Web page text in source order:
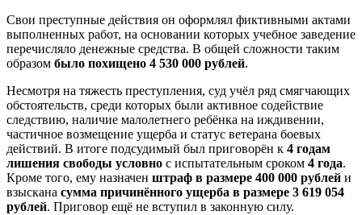
Свои преступные действия он оформлял фиктивными актами
выполненных работ, на основании которых учебное заведение
перечисляло денежные средства. В общей сложности таким
образом было похищено 4 530 000 рублей.
Несмотря на тяжесть преступления, суд учёл ряд смягчающих
обстоятельств, среди которых были активное содействие
следствию, наличие малолетнего ребёнка на иждивении,
частичное возмещение ущерба и статус ветерана боевых
действий. В итоге подсудимый был приговорён к 4 годам
лишения свободы условно с испытательным сроком 4 года.
Кроме того, ему назначен штраф в размере 400 000 рублей и
взыскана сумма причинённого ущерба в размере 3 619 054
рублей. Приговор ещё не вступил в законную силу.